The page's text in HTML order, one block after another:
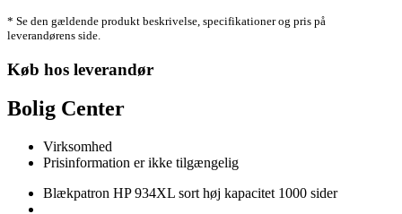
* Se den gældende produkt beskrivelse, specifikationer og pris på
leverandørens side.
Køb hos leverandør
Bolig Center
Virksomhed
Prisinformation er ikke tilgængelig
Blækpatron HP 934XL sort høj kapacitet 1000 sider